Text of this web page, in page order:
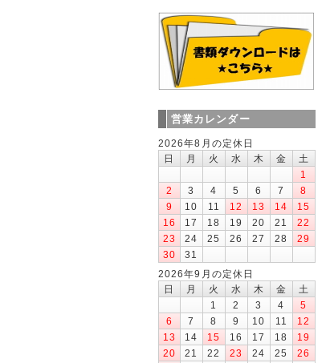
営業カレンダー
2026年8月の定休日
日
月 火 水 木 金
土
1
2
3 4 5 6 7
8
9
10 11 12 13 14
15
16
17 18 19 20 21
22
23
24 25 26 27 28
29
30
31
2026年9月の定休日
日
月 火 水 木 金
土
1
2 3 4
5
6
7 8 9 10 11
12
13
14 15 16 17 18
19
20
21 22 23 24 25
26